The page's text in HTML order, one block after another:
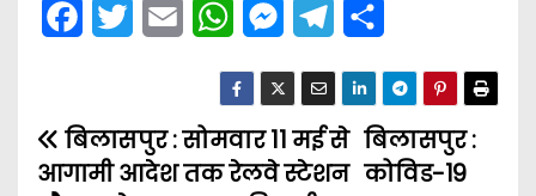
e
b
t
t
i
l
W
a
t
s
M
s
s
e
l
e
g
a
r
e
P
बिलासपुर :
कोविड-19
बिलासपुर : सोमवार 11 मई से
आगामी आदेश तक रेलवे स्टेशन